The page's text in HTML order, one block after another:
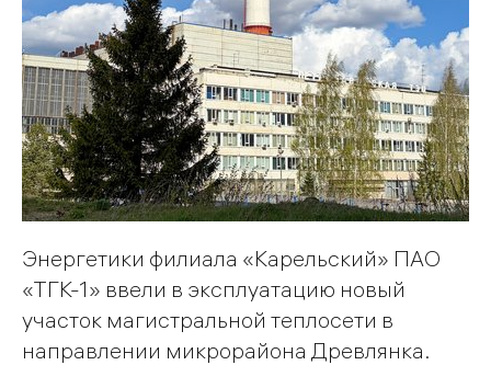
Энергетики филиала «Карельский» ПАО
«ТГК-1» ввели в эксплуатацию новый
участок магистральной теплосети в
направлении микрорайона Древлянка.